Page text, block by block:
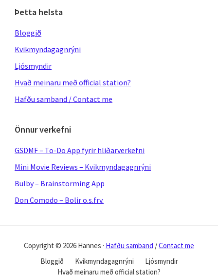
Þetta helsta
Bloggið
Kvikmyndagagnrýni
Ljósmyndir
Hvað meinaru með official station?
Hafðu samband / Contact me
Önnur verkefni
GSDMF – To-Do App fyrir hliðarverkefni
Mini Movie Reviews – Kvikmyndagagnrýni
Bulby – Brainstorming App
Don Comodo – Bolir o.s.frv.
Copyright © 2026 Hannes · Hafðu samband /Contact me
Bloggið
Kvikmyndagagnrýni
Ljósmyndir
Hvað meinaru með official station?